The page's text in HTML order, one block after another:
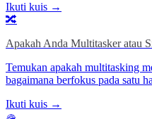
Ikuti kuis →
🔀
Apakah Anda Multitasker atau
Temukan apakah multitasking
bagaimana berfokus pada satu
Ikuti kuis →